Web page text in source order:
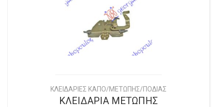
ΚΛΕΙΔΑΡΙΕΣ ΚΑΠΟ/ΜΕΤΩΠΗΣ/ΠΟΔΙΑΣ
ΚΛΕΙΔΑΡΙΑ ΜΕΤΩΠΗΣ